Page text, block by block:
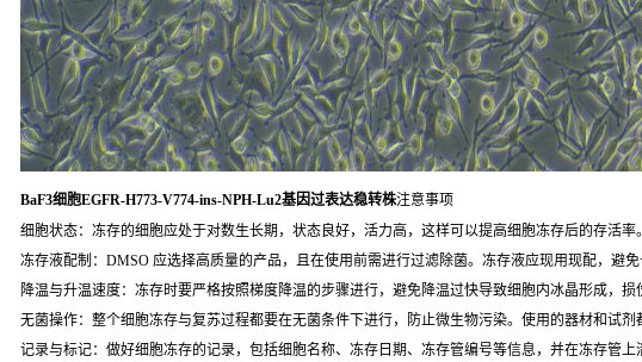
BaF3细胞EGFR-H773-V774-ins-NPH-Lu2基因过表达稳转株注意事项
细胞状态：冻存的细胞应处于对数生长期，状态良好，活力高，这样可以提高细胞冻存后的存活率。
冻存液配制：DMSO 应选择高质量的产品，且在使用前需进行过滤除菌。冻存液应现用现配，避免
降温与升温速度：冻存时要严格按照梯度降温的步骤进行，避免降温过快导致细胞内冰晶形成，
无菌操作：整个细胞冻存与复苏过程都要在无菌条件下进行，防止微生物污染。使用的器材和试剂
记录与标记：做好细胞冻存的记录，包括细胞名称、冻存日期、冻存管编号等信息，并在冻存管上